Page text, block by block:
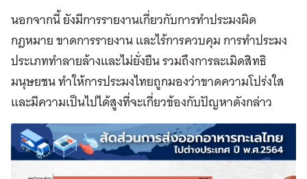
นอกจากนี้ ยังมีการรายงานเกี่ยวกับการทำประมงผิด
กฎหมาย ขาดการรายงาน และไร้การควบคุม การทำประมง
ประเภททำลายล้างและไม่ยั่งยืน รวมถึงการละเมิดสิทธิ
มนุษยชน ทำให้การประมงไทยถูกมองว่าขาดความโปร่งใส
และมีความเป็นไปได้สูงที่จะเกี่ยวข้องกับปัญหาดังกล่าว